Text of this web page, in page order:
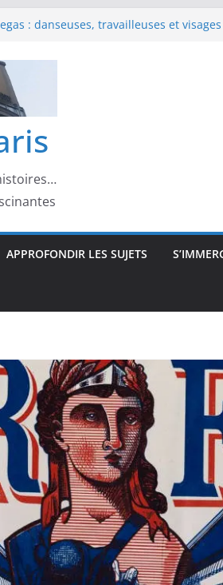
Renoir : visages, corps et
: entre intimité, modernité et
Monet : visages et présences
Lautrec : visages, corps et
APPROFONDIR LES SUJETS